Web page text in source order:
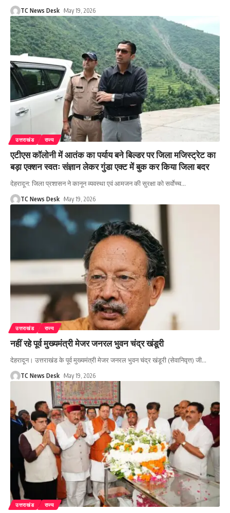
TC News Desk May 19, 2026
उत्तराखंड राज्य
एटीएस कॉलोनी में आतंक का पर्याय बने बिल्डर पर जिला मजिस्ट्रेट का
बड़ा एक्शन स्वतः संज्ञान लेकर गुंडा एक्ट में बुक कर किया जिला बदर
देहरादून: जिला प्रशासन ने कानून व्यवस्था एवं आमजन की सुरक्षा को सर्वाेच्च…
TC News Desk May 19, 2026
उत्तराखंड राज्य
नहीं रहे पूर्व मुख्यमंत्री मेजर जनरल भुवन चंद्र खंडूरी
देहरादून। उत्तराखंड के पूर्व मुख्यमंत्री मेजर जनरल भुवन चंद्र खंडूरी (सेवानिवृत्त) जी…
TC News Desk May 19, 2026
उत्तराखंड राज्य